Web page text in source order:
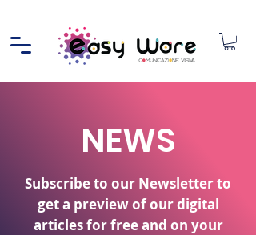
NEWS
Subscribe to our Newsletter to
get a preview of our digital
articles for free and on your